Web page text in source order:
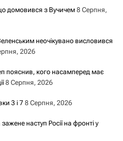
домовився з Вучичем8 Серпня,
неочікувано висловився
2026
пояснив, кого насамперед має
8 Серпня, 2026
3 і 78 Серпня, 2026
наступ Росії на фронті у